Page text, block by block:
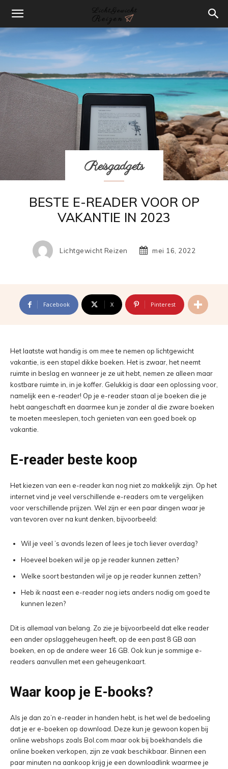
Reisgadgets
BESTE E-READER VOOR OP
VAKANTIE IN 2023
Lichtgewicht Reizen mei 16, 2022
Facebook X Pinterest
Het laatste wat handig is om mee te nemen op lichtgewicht
vakantie, is een stapel dikke boeken. Het is zwaar, het neemt
ruimte in beslag en wanneer je ze uit hebt, nemen ze alleen maar
kostbare ruimte in, in je koffer. Gelukkig is daar een oplossing voor,
namelijk een e-reader! Op je e-reader staan al je boeken die je
hebt aangeschaft en daarmee kun je zonder al die zware boeken
te moeten meeslepen, toch genieten van een goed boek op
vakantie.
E-reader beste koop
Het kiezen van een e-reader kan nog niet zo makkelijk zijn. Op het
internet vind je veel verschillende e-readers om te vergelijken
voor verschillende prijzen. Wel zijn er een paar dingen waar je
van tevoren over na kunt denken, bijvoorbeeld:
Wil je veel ’s avonds lezen of lees je toch liever overdag?
Hoeveel boeken wil je op je reader kunnen zetten?
Welke soort bestanden wil je op je reader kunnen zetten?
Heb ik naast een e-reader nog iets anders nodig om goed te
kunnen lezen?
Dit is allemaal van belang. Zo zie je bijvoorbeeld dat elke reader
een ander opslaggeheugen heeft, op de een past 8 GB aan
boeken, en op de andere weer 16 GB. Ook kun je sommige e-
readers aanvullen met een geheugenkaart.
Waar koop je E-books?
Als je dan zo’n e-reader in handen hebt, is het wel de bedoeling
dat je er e-boeken op download. Deze kun je gewoon kopen bij
online webshops zoals Bol.com maar ook bij boekhandels die
online boeken verkopen, zijn ze vaak beschikbaar. Binnen een
paar minuten na aankoop krijg je een downloadlink waarmee je